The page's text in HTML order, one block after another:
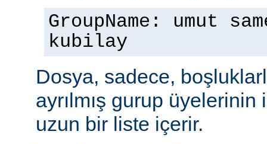
GroupName: umut
kubilay
Dosya, sadece,
ayrılmış gurup
uzun bir liste içerir.